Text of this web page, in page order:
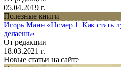
05.04.2019 г.
Полезные книги
Игорь Манн «Номер 1. Как стать
делаешь»
От редакции
18.03.2021 г.
Новые статьи на сайте